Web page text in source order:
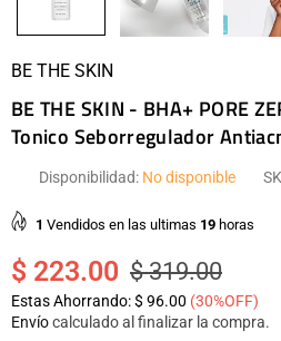
BE THE SKIN
BE THE SKIN - BHA+ PORE
Tonico Seborregulador
Disponibilidad: No disponible
1 Vendidos en las ultimas 19 horas
habitual
$ 223.00 $ 319.00
Estas Ahorrando:$ 96.00 (30%OFF)
Envíocalculado al finalizar la compra.